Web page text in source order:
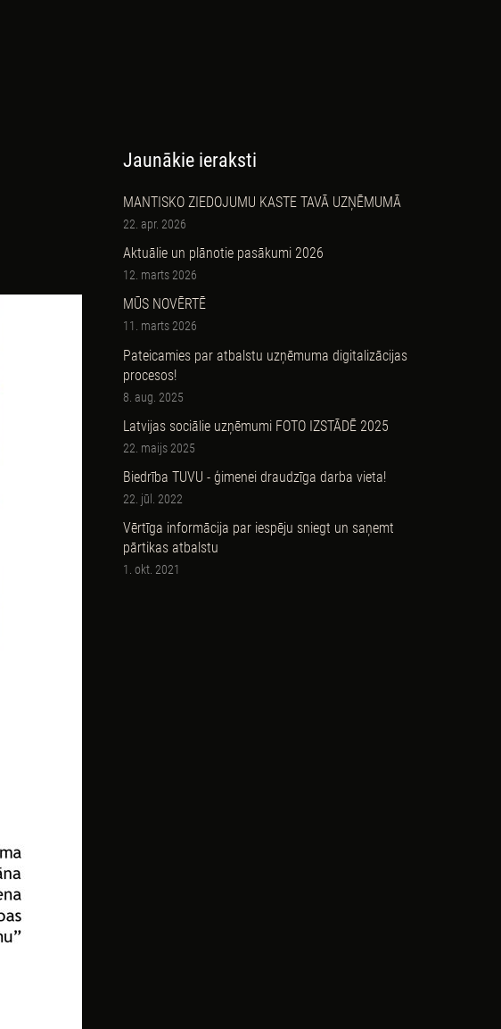
Jaunākie ieraksti
MANTISKO ZIEDOJUMU KASTE TAVĀ UZŅĒMUMĀ
22. apr. 2026
Aktuālie un plānotie pasākumi 2026
12. marts 2026
MŪS NOVĒRTĒ
11. marts 2026
Pateicamies par atbalstu uzņēmuma digitalizācijas
procesos!
8. aug. 2025
Latvijas sociālie uzņēmumi FOTO IZSTĀDĒ 2025
22. maijs 2025
Biedrība TUVU - ģimenei draudzīga darba vieta!
22. jūl. 2022
Vērtīga informācija par iespēju sniegt un saņemt
pārtikas atbalstu
1. okt. 2021